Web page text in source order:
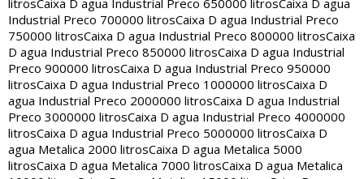
litrosCaixa D agua Industrial Preco 650000 litrosCaixa D agua
Industrial Preco 700000 litrosCaixa D agua Industrial Preco
750000 litrosCaixa D agua Industrial Preco 800000 litrosCaixa
D agua Industrial Preco 850000 litrosCaixa D agua Industrial
Preco 900000 litrosCaixa D agua Industrial Preco 950000
litrosCaixa D agua Industrial Preco 1000000 litrosCaixa D
agua Industrial Preco 2000000 litrosCaixa D agua Industrial
Preco 3000000 litrosCaixa D agua Industrial Preco 4000000
litrosCaixa D agua Industrial Preco 5000000 litrosCaixa D
agua Metalica 2000 litrosCaixa D agua Metalica 5000
litrosCaixa D agua Metalica 7000 litrosCaixa D agua Metalica